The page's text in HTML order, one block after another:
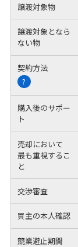
譲渡対象物
譲渡対象となら
ない物
契約方法
?
購入後のサポー
ト
売却において
最も重視するこ
と
交渉審査
買主の本人確認
競業避止期間